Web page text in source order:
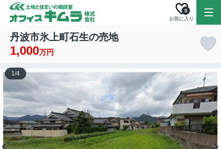
お気に入り
0
丹波市氷上町石生の売地
1,000万円
1/4